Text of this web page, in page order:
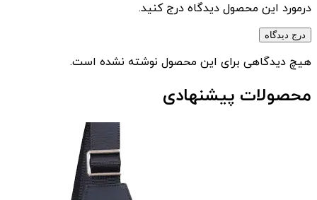
درمورد این محصول دیدگاه درج کنید.
درج دیدگاه
هیچ دیدگاهی برای این محصول نوشته نشده است.
محصولات پیشنهادی